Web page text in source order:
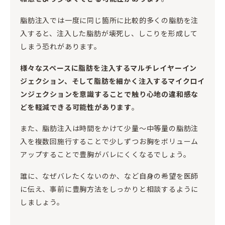
脂肪注入では一度に同じ箇所に比較的多くの脂肪を注
入すると、注入した脂肪が壊死し、しこりを形成して
しまう恐れがあります。
様々なスペースに脂肪を注入するマルチレイヤーイン
ジェクション、そして脂肪を細かく注入するマイクロイ
ンジェクションを意識することで触り心地の違和感な
どを軽減できる可能性があります。
また、脂肪注入は時間をかけて少量〜中等量の脂肪注
入を複数回施行することで少しずつお胸をボリューム
アップすることで豊胸がバレにくくなるでしょう。
誰に、なぜバレたくないのか、など自身の希望を医師
に伝え、事前に豊胸方法をしっかりと相談するように
しましょう。